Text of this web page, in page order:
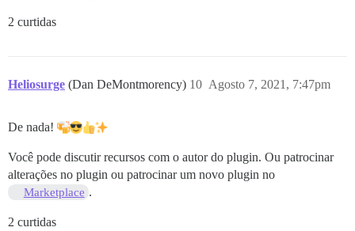
2 curtidas
Heliosurge (Dan DeMontmorency) Agosto 7, 2021, 7:47pm
10
De nada!
Você pode discutir recursos com o autor do plugin. Ou patrocinar
alterações no plugin ou patrocinar um novo plugin no
Marketplace .
2 curtidas